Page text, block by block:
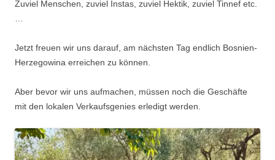
Zuviel Menschen, zuviel Instas, zuviel Hektik, zuviel Tinnef etc.
…
Jetzt freuen wir uns darauf, am nächsten Tag endlich Bosnien-
Herzegowina erreichen zu können.
Aber bevor wir uns aufmachen, müssen noch die Geschäfte
mit den lokalen Verkaufsgenies erledigt werden.